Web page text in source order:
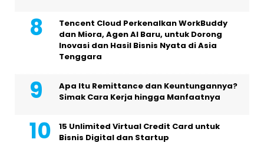
Tencent Cloud Perkenalkan WorkBuddy
dan Miora, Agen AI Baru, untuk Dorong
Inovasi dan Hasil Bisnis Nyata di Asia
Tenggara
Apa Itu Remittance dan Keuntungannya?
Simak Cara Kerja hingga Manfaatnya
15 Unlimited Virtual Credit Card untuk
Bisnis Digital dan Startup